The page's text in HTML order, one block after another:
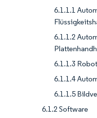
6.1.1.1
6.1.1.2
6.1.1.3
6.1.1.4
6.1.1.5
6.1.2 Software